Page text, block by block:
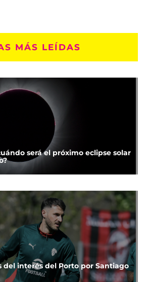
MÁS LEÍDAS
será el próximo eclipse solar
del interés del Porto por Santiago